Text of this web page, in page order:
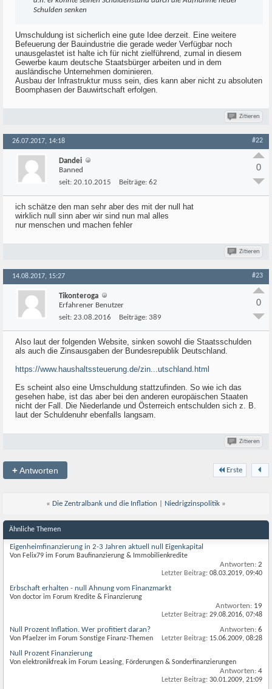
Schulden senken
Umschuldung ist sicherlich eine gute Idee derzeit. Eine weitere
Befeuerung der Bauindustrie die gerade weder Verfügbar noch
unausgelastet ist halte ich für nicht zielführend, zumal in diesem
Gewerbe kaum deutsche Staatsbürger arbeiten und in dem
ausländische Unternehmen dominieren.
Ausbau der Infrastruktur muss sein, dies kann aber nicht zu absoluten
Boomphasen der Bauwirtschaft erfolgen.
Zitieren
26.07.2017, 14:18 #22
Dandei
Banned
seit: 20.10.2015 Beiträge: 62
0
ich schätze den man sehr aber des mit der null hat
wirklich null sinn aber wir sind nun mal alles
nur menschen und machen fehler
Zitieren
14.08.2017, 15:27 #23
Tikonteroga
Erfahrener Benutzer
seit: 23.08.2016 Beiträge: 389
0
Also laut der folgenden Website, sinken sowohl die Staatsschulden
als auch die Zinsausgaben der Bundesrepublik Deutschland.
https://www.haushaltssteuerung.de/zin...utschland.html
Es scheint also eine Umschuldung stattzufinden. So wie ich das
gesehen habe, ist das aber bei den anderen europäischen Staaten
nicht der Fall. Die Niederlande und Österreich entschulden sich z. B.
laut der Schuldenuhr ebenfalls langsam.
Zitieren
+Antworten Erste
« Die Zentralbank und die Inflation Niedrigzinspolitik »
Ähnliche Themen
Eigenheimfinanzierung in 2-3 Jahren aktuell null Eigenkapital
Von Felix79 im Forum Baufinanzierung & Immobilienkredite
Antworten: 2
Letzter Beitrag: 08.03.2019, 09:40
Erbschaft erhalten - null Ahnung vom Finanzmarkt
Von doctor im Forum Kredite & Finanzierung
Antworten: 19
Letzter Beitrag: 29.08.2016, 07:48
Null Prozent Inflation. Wer profitiert daran?
Von Pfaelzer im Forum Sonstige Finanz-Themen
Antworten: 6
Letzter Beitrag: 15.06.2009, 08:28
Null Prozent Finanzierung
Von elektronikfreak im Forum Leasing, Förderungen & Sonderfinanzierungen
Antworten: 4
Letzter Beitrag: 30.01.2009, 21:09